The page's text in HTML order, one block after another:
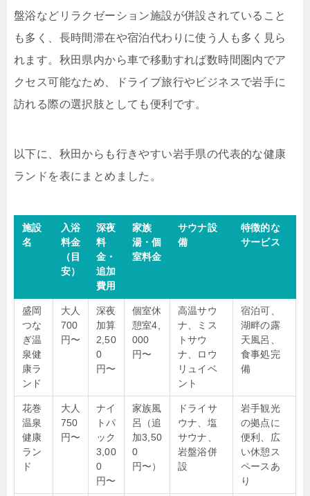
盤浴などリラクゼーション施設が併設されていること
も多く、長時間滞在や宿泊代わりに使う人も多く見ら
れます。秋田県内から車で移動すれば数時間圏内でア
クセス可能なため、ドライブ旅行やビジネスで岩手に
訪れる際の選択肢としても便利です。
以下に、秋田からも行きやすい岩手県の代表的な健康
ランドを表にまとめました。
施設
名
入浴
料金
（目
安）
深夜
料
金・
追加
費用
家族
湯・個
室料金
サウナ設
備
特徴的な
サービス
盛岡
つな
ぎ温
泉健
康ラ
ンド
大人
700
円〜
深夜
加算
2,50
0
円〜
個室休
憩室4,
000
円〜
高温サウ
ナ、ミス
トサウ
ナ、ロウ
リュイベ
ント
宿泊可、
湖畔の露
天風呂、
食事処完
備
花巻
温泉
健康
ラン
ド
大人
750
円〜
ナイ
トパ
ック
3,00
0
円〜
家族風
呂（追
加3,50
0
円〜）
ドライサ
ウナ、塩
サウナ、
岩盤浴併
設
岩手観光
の拠点に
便利、広
い休憩ス
ペースあ
り